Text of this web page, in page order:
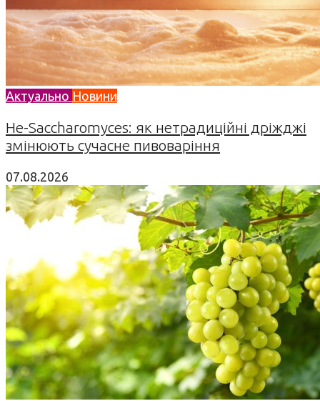
Актуально Новини
Не-Saccharomyces: як нетрадиційні дріжджі
змінюють сучасне пивоваріння
07.08.2026